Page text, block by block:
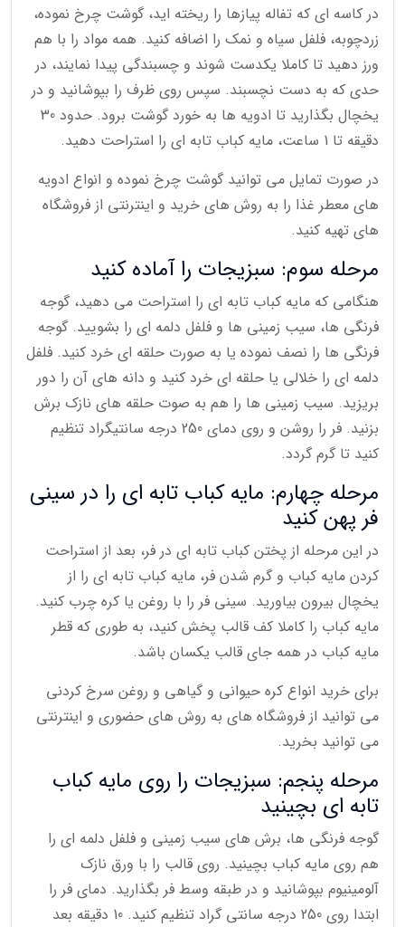
در کاسه ای که تفاله پیازها را ریخته اید، گوشت چرخ نموده،
زردچوبه، فلفل سیاه و نمک را اضافه کنید. همه مواد را با هم
ورز دهید تا کاملا یکدست شوند و چسبندگی پیدا نمایند، در
حدی که به دست نچسبند. سپس روی ظرف را بپوشانید و در
یخچال بگذارید تا ادویه ها به خورد گوشت برود. حدود 30
دقیقه تا 1 ساعت، مایه کباب تابه ای را استراحت دهید.
در صورت تمایل می توانید گوشت چرخ نموده و انواع ادویه
های معطر غذا را به روش های خرید و اینترنتی از فروشگاه
های تهیه کنید.
مرحله سوم: سبزیجات را آماده کنید
هنگامی که مایه کباب تابه ای را استراحت می دهید، گوجه
فرنگی ها، سیب زمینی ها و فلفل دلمه ای را بشویید. گوجه
فرنگی ها را نصف نموده یا به صورت حلقه ای خرد کنید. فلفل
دلمه ای را خلالی یا حلقه ای خرد کنید و دانه های آن را دور
بریزید. سیب زمینی ها را هم به صوت حلقه های نازک برش
بزنید. فر را روشن و روی دمای 250 درجه سانتیگراد تنظیم
کنید تا گرم گردد.
مرحله چهارم: مایه کباب تابه ای را در سینی
فر پهن کنید
در این مرحله از پختن کباب تابه ای در فر، بعد از استراحت
کردن مایه کباب و گرم شدن فر، مایه کباب تابه ای را از
یخچال بیرون بیاورید. سینی فر را با روغن یا کره چرب کنید.
مایه کباب را کاملا کف قالب پخش کنید، به طوری که قطر
مایه کباب در همه جای قالب یکسان باشد.
برای خرید انواع کره حیوانی و گیاهی و روغن سرخ کردنی
می توانید از فروشگاه های به روش های حضوری و اینترنتی
می توانید بخرید.
مرحله پنجم: سبزیجات را روی مایه کباب
تابه ای بچینید
گوجه فرنگی ها، برش های سیب زمینی و فلفل دلمه ای را
هم روی مایه کباب بچینید. روی قالب را با ورق نازک
آلومینیوم بپوشانید و در طبقه وسط فر بگذارید. دمای فر را
ابتدا روی 250 درجه سانتی گراد تنظیم کنید. 10 دقیقه بعد